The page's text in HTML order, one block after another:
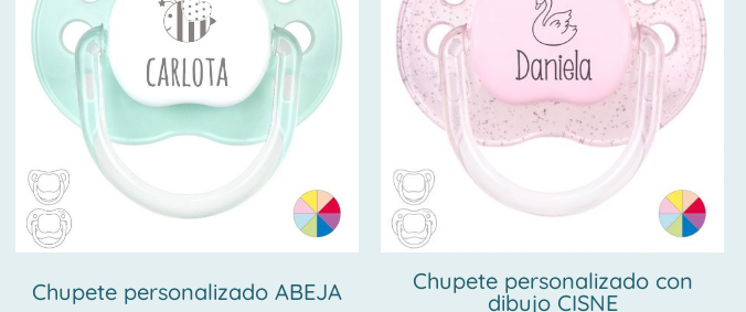
Chupete personalizado ABEJA
Chupete personalizado con
dibujo CISNE